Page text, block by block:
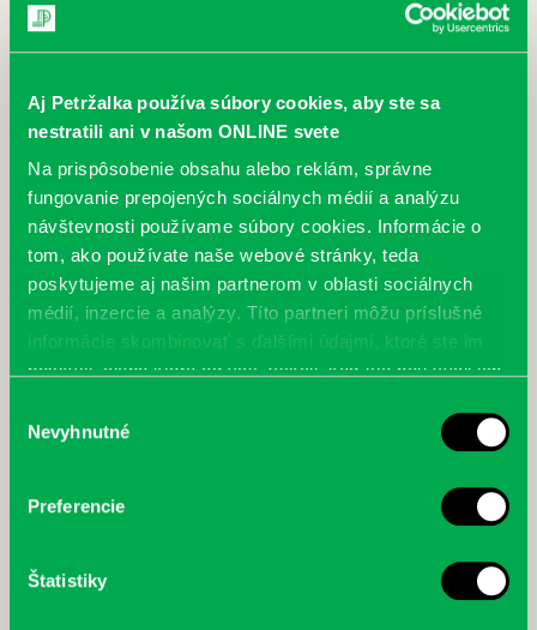
Aj Petržalka používa súbory cookies, aby ste sa
nestratili ani v našom ONLINE svete
Na prispôsobenie obsahu alebo reklám, správne
fungovanie prepojených sociálnych médií a analýzu
návštevnosti používame súbory cookies. Informácie o
tom, ako používate naše webové stránky, teda
poskytujeme aj našim partnerom v oblasti sociálnych
médií, inzercie a analýzy. Títo partneri môžu príslušné
informácie skombinovať s ďalšími údajmi, ktoré ste im
poskytli, alebo ktoré od vás získali, keď ste používali ich
súhlasu
Nevyhnutné
Preferencie
Štatistiky
cyklistu modernej doby: